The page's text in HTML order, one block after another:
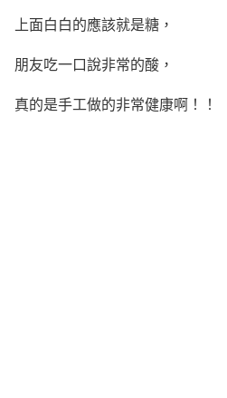
上面白白的應該就是糖，
朋友吃一口說非常的酸，
真的是手工做的非常健康啊！！